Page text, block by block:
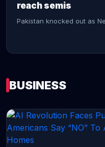
reach semis
Pakistan knocked out as
CONTINUE READING →
BUSINESS